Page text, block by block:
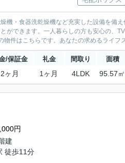
機・食器洗乾燥機など充実した設備を備
ができます。一人暮らしの方も安心の、
件はこちらです。あなたの求めるライフ
/保証金 礼金 間取り 面積
2ヶ月 1ヶ月 4LDK 95.57㎡
円
建
徒歩11分